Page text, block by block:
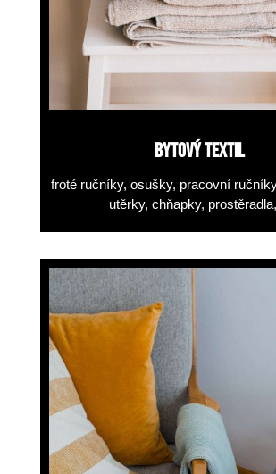
BYTOVÝ TEXTIL
froté ručníky, osušky, pracovní
utěrky, chňapky,